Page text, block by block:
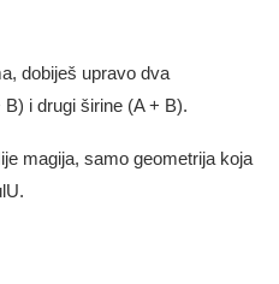
dobiješ upravo dva
i drugi širine (A + B).
magija, samo geometrija koja